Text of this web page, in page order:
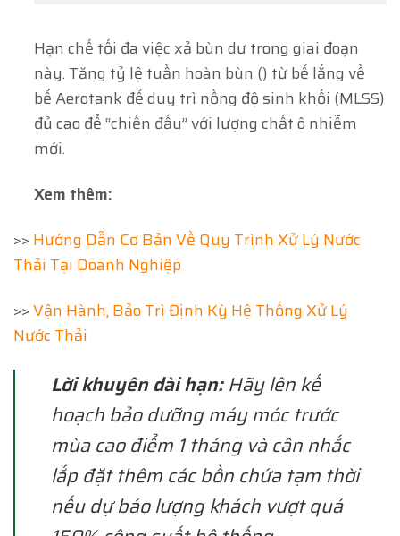
Hạn chế tối đa việc xả bùn dư trong giai đoạn
này. Tăng tỷ lệ tuần hoàn bùn () từ bể lắng về
bể Aerotank để duy trì nồng độ sinh khối (MLSS)
đủ cao để “chiến đấu” với lượng chất ô nhiễm
mới.
Xem thêm:
>> Hướng Dẫn Cơ Bản Về Quy Trình Xử Lý Nước
Thải Tại Doanh Nghiệp
>>Vận Hành, Bảo Trì Định Kỳ Hệ Thống Xử Lý
Nước Thải
Lời khuyên dài hạn:Hãy lên kế
hoạch bảo dưỡng máy móc trước
mùa cao điểm 1 tháng và cân nhắc
lắp đặt thêm các bồn chứa tạm thời
nếu dự báo lượng khách vượt quá